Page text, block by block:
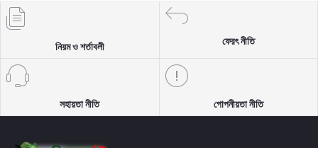
নিয়ম ও শর্তাবলী
ফেরৎ নীতি
সহায়তা নীতি গোপনীয়তা নীতি